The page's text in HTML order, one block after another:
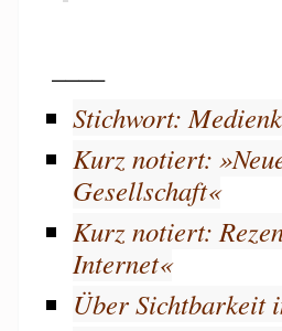
Stichwort:
Kurz notiert:
Gesellschaft«
Kurz notiert:
Internet«
Über Sichtbarkeit